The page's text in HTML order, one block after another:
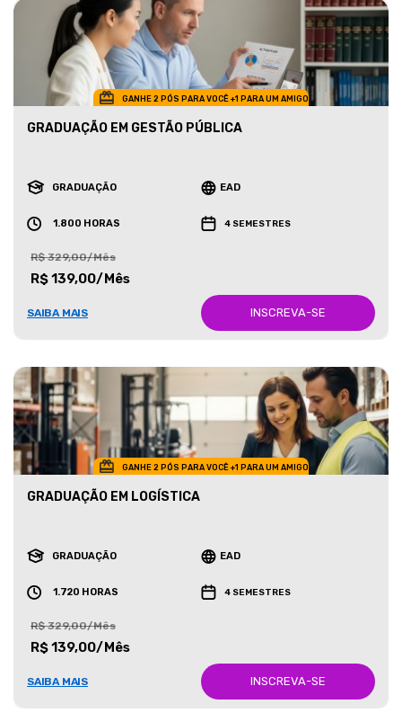
GANHE 2 PÓS PARA VOCÊ +1 PARA UM AMIGO
GRADUAÇÃO EM GESTÃO PÚBLICA
GRADUAÇÃO EAD
1.800 HORAS 4 SEMESTRES
R$ 329,00/Mês
R$ 139,00/Mês
SAIBA MAIS INSCREVA-SE
GANHE 2 PÓS PARA VOCÊ +1 PARA UM AMIGO
GRADUAÇÃO EM LOGÍSTICA
GRADUAÇÃO EAD
1.720 HORAS 4 SEMESTRES
R$ 329,00/Mês
R$ 139,00/Mês
SAIBA MAIS INSCREVA-SE